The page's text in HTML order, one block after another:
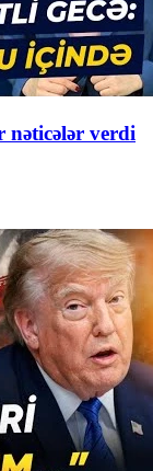
nəticələr verdi